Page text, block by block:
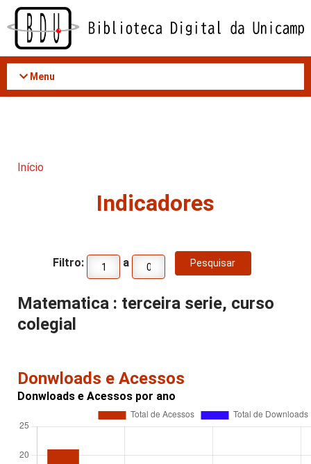
Acessar
conteúdo
Menu
Início
Indicadores
Filtro: a
Matematica : terceira serie, curso
colegial
Donwloads e Acessos
Donwloads e Acessos por ano